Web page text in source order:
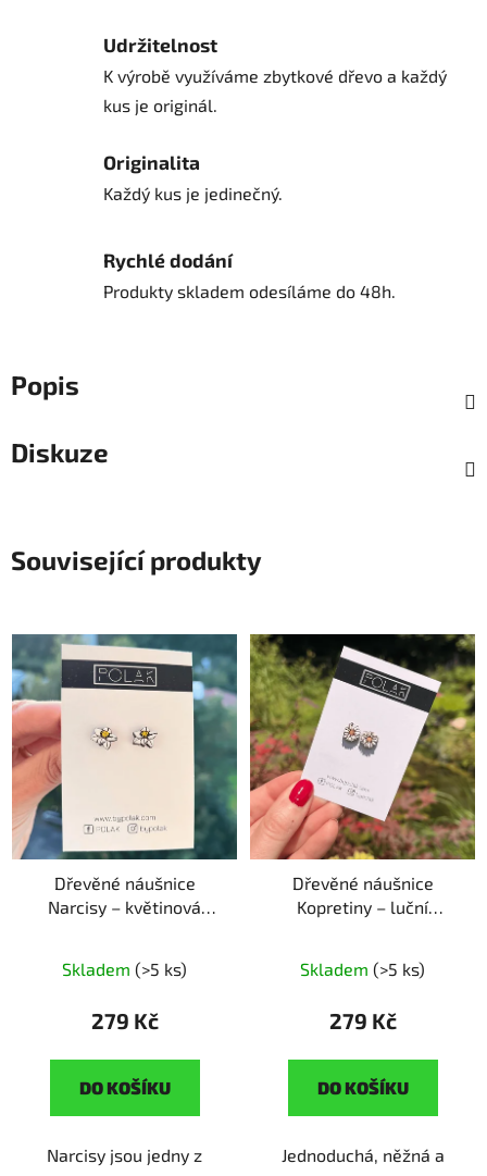
Udržitelnost
K výrobě využíváme zbytkové dřevo a každý
kus je originál.
Originalita
Každý kus je jedinečný.
Rychlé dodání
Produkty skladem odesíláme do 48h.
Popis
Diskuze
Související produkty
Dřevěné náušnice
Narcisy – květinová
milovnice květin
Skladem (>5 ks)
279 Kč
DO KOŠÍKU
Narcisy jsou jedny z
Dřevěné náušnice
Kopretiny – luční
milovnice květin
Skladem (>5 ks)
279 Kč
DO KOŠÍKU
Jednoduchá, něžná a